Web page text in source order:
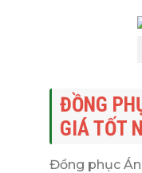
ĐỒNG
GIÁ TỐT
Đồng phục